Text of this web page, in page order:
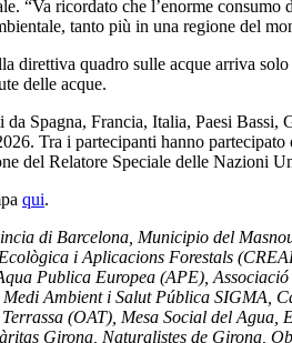
“Va ricordato che l’enorme
tanto più in una regione del
direttiva quadro sulle acque arriva
delle acque.
Spagna, Francia, Italia, Paesi
Tra i partecipanti hanno
del Relatore Speciale delle Nazioni
qui.
di Barcelona, Municipio del
i Aplicacions Forestals
Publica Europea (APE),
Ambient i Salut Pública SIGMA,
(OAT), Mesa Social del
Girona, Naturalistes de Girona,